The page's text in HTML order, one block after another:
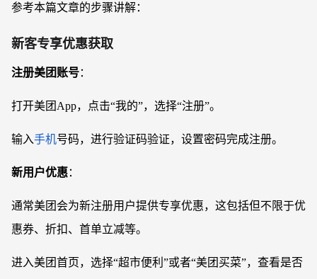
参考本篇文章的步骤讲解：
新客专享优惠获取
注册美团账号：
打开美团 App，点击“我的”，选择“注册”。
输入手机号码，进行验证码验证，设置密码完成注册。
新用户优惠：
通常美团会为新注册用户提供专享优惠，这包括但不限于优
惠券、折扣、首单立减等。
进入美团首页，选择“超市便利”或者“美团买菜”，查看是否